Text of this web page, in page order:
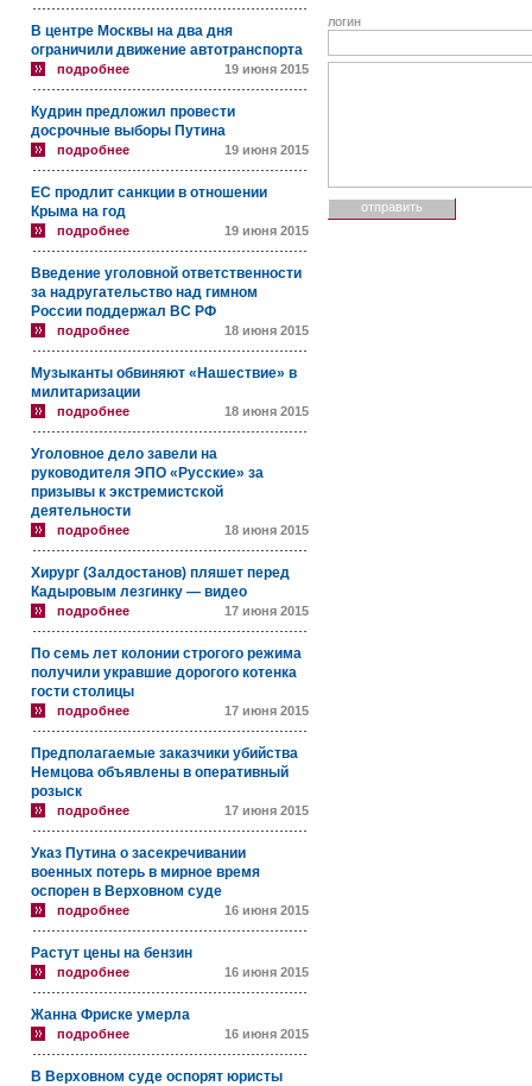
В центре Москвы на два дня
ограничили движение автотранспорта
подробнее 19 июня 2015
Кудрин предложил провести
досрочные выборы Путина
подробнее 19 июня 2015
ЕС продлит санкции в отношении
Крыма на год
подробнее 19 июня 2015
Введение уголовной ответственности
за надругательство над гимном
России поддержал ВС РФ
подробнее 18 июня 2015
Музыканты обвиняют «Нашествие» в
милитаризации
подробнее 18 июня 2015
Уголовное дело завели на
руководителя ЭПО «Русские» за
призывы к экстремистской
деятельности
подробнее 18 июня 2015
Хирург (Залдостанов) пляшет перед
Кадыровым лезгинку — видео
подробнее 17 июня 2015
По семь лет колонии строгого режима
получили укравшие дорогого котенка
гости столицы
подробнее 17 июня 2015
Предполагаемые заказчики убийства
Немцова объявлены в оперативный
розыск
подробнее 17 июня 2015
Указ Путина о засекречивании
военных потерь в мирное время
оспорен в Верховном суде
подробнее 16 июня 2015
Растут цены на бензин
подробнее 16 июня 2015
Жанна Фриске умерла
подробнее 16 июня 2015
В Верховном суде оспорят юристы
логин